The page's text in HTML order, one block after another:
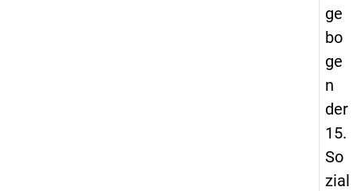
ge
bo
ge
n
der
15.
So
zial